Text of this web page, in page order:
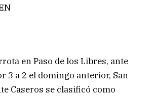
en Paso de los Libres, ante
3 a 2 el domingo anterior, San
Caseros se clasificó como